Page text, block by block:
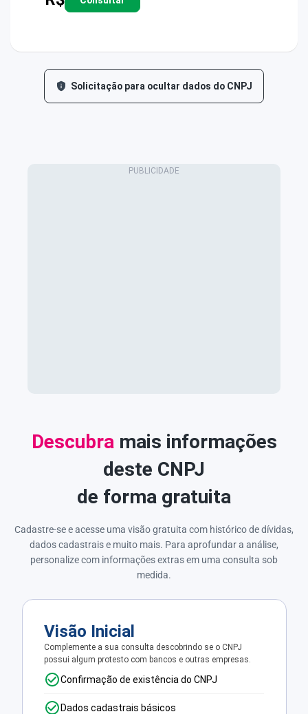
Solicitação para ocultar dados do CNPJ
Descubramais informações
deste CNPJ
de forma gratuita
Cadastre-se e acesse uma visão gratuita com histórico de dívidas,
dados cadastrais e muito mais. Para aprofundar a análise,
personalize com informações extras em uma consulta sob
medida.
Visão Inicial
Complemente a sua consulta descobrindo se o CNPJ
possui algum protesto com bancos e outras empresas.
Confirmação de existência do CNPJ
Dados cadastrais básicos